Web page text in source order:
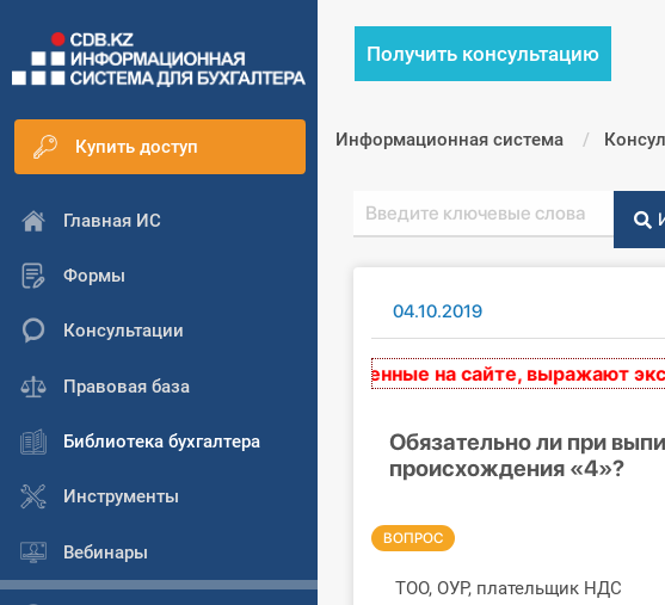
Купить доступ
Главная ИС
Формы
Консультации
Правовая база
Библиотека бухгалтера
Инструменты
Вебинары
Получить консультацию
Информационная система
04.10.2019
Авторские материалы, размещенные на сайте, выражают
Обязательно ли при
происхождения «4»?
ВОПРОС
ТОО, ОУР, плательщик НДС